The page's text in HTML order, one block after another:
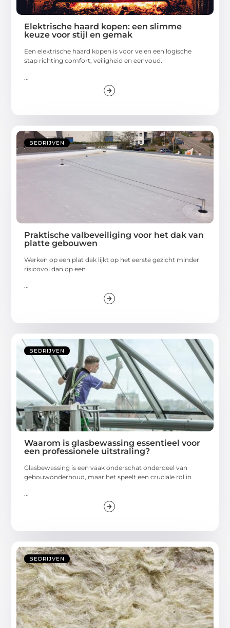
Elektrische haard kopen: een slimme
keuze voor stijl en gemak
Een elektrische haard kopen is voor velen een logische
stap richting comfort, veiligheid en eenvoud.
BEDRIJVEN
Praktische valbeveiliging voor het dak van
platte gebouwen
Werken op een plat dak lijkt op het eerste gezicht minder
risicovol dan op een
...
BEDRIJVEN
Waarom is glasbewassing essentieel voor
een professionele uitstraling?
Glasbewassing is een vaak onderschat onderdeel van
gebouwonderhoud, maar het speelt een cruciale rol in
...
BEDRIJVEN